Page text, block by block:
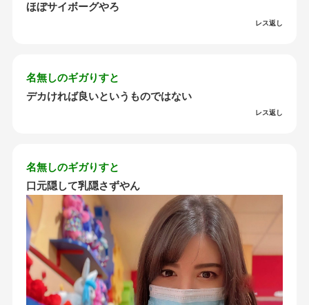
ほぼサイボーグやろ
レス返し
名無しのギガりすと
デカければ良いというものではない
レス返し
名無しのギガりすと
口元隠して乳隠さずやん